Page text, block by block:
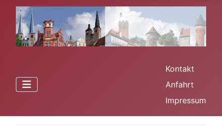
Kontakt
Anfahrt
Impressum